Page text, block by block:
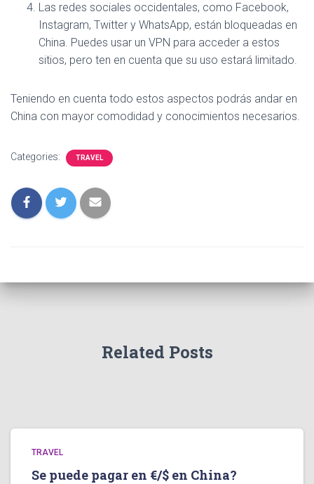
Las redes sociales occidentales, como Facebook,
Instagram, Twitter y WhatsApp, están bloqueadas en
China. Puedes usar un VPN para acceder a estos
sitios, pero ten en cuenta que su uso estará limitado.
Teniendo en cuenta todo estos aspectos podrás andar en
China con mayor comodidad y conocimientos necesarios.
Categories: TRAVEL
Related Posts
TRAVEL
Se puede pagar en €/$ en China?